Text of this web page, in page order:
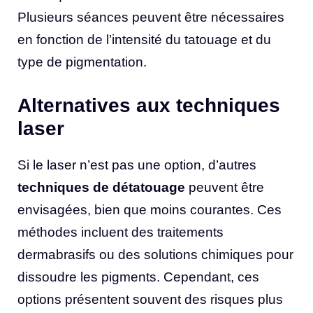
Plusieurs séances peuvent être nécessaires
en fonction de l’intensité du tatouage et du
type de pigmentation.
Alternatives aux techniques
laser
Si le laser n’est pas une option, d’autres
techniques de détatouage peuvent être
envisagées, bien que moins courantes. Ces
méthodes incluent des traitements
dermabrasifs ou des solutions chimiques pour
dissoudre les pigments. Cependant, ces
options présentent souvent des risques plus